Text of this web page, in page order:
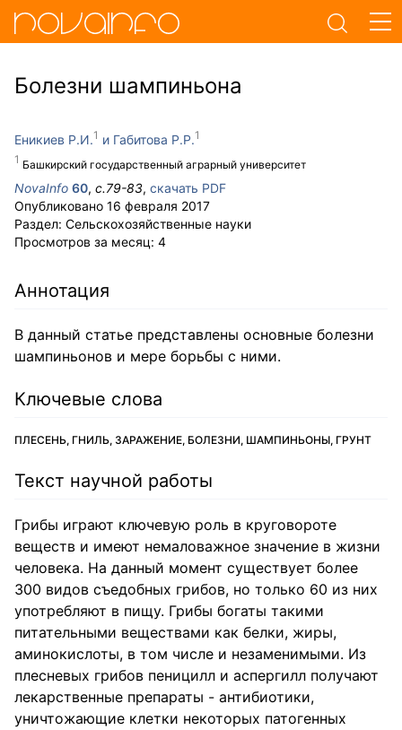
Болезни шампиньона
Еникиев Р.И.
Башкирский государственный аграрный университет
Габитова Р.Р.
NovaInfo 60, с.79-83, скачать PDF
Опубликовано 16 февраля 2017
Раздел: Сельскохозяйственные науки
Просмотров за месяц: 4
Аннотация
В данный статье представлены основные болезни
шампиньонов и мере борьбы с ними.
Ключевые слова
ПЛЕСЕНЬ, ГНИЛЬ, ЗАРАЖЕНИЕ, БОЛЕЗНИ, ШАМПИНЬОНЫ, ГРУНТ
Текст научной работы
Грибы играют ключевую роль в круговороте
веществ и имеют немаловажное значение в жизни
человека. На данный момент существует более
300 видов съедобных грибов, но только 60 из них
употребляют в пищу. Грибы богаты такими
питательными веществами как белки, жиры,
аминокислоты, в том числе и незаменимыми. Из
плесневых грибов пеницилл и аспергилл получают
лекарственные препараты - антибиотики,
уничтожающие клетки некоторых патогенных